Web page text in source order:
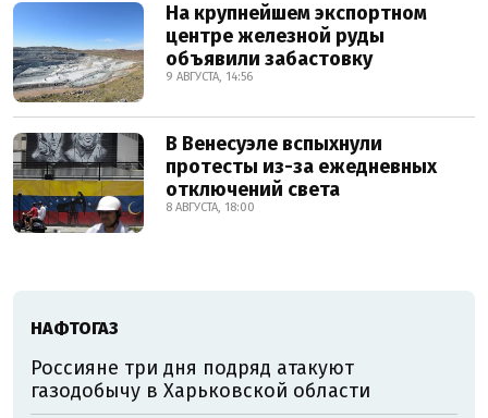
На крупнейшем экспортном
центре железной руды
объявили забастовку
9 АВГУСТА, 14:56
В Венесуэле вспыхнули
протесты из-за ежедневных
отключений света
8 АВГУСТА, 18:00
НАФТОГАЗ
Россияне три дня подряд атакуют
газодобычу в Харьковской области